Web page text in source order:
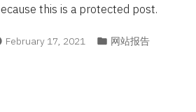
this is a protected post.
February 17, 2021
Posted
网站报告